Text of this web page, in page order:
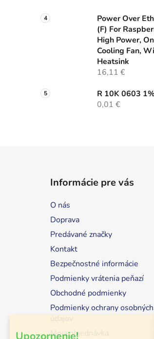
Power Over
(F) For
High Power,
Cooling Fan,
Heatsink
16,11 €
R 10K 0603
0,01 €
Informácie pre vás
O nás
Doprava
Predávané značky
Kontakt
Bezpečnostné informácie
Podmienky vrátenia peňazí
Obchodné podmienky
Podmienky ochrany osobných
Moja objednávka